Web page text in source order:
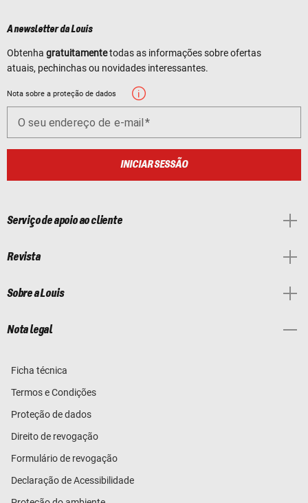
A newsletter da Louis
Obtenha gratuitamentetodas as informações sobre ofertas
atuais, pechinchas ou novidades interessantes.
Nota sobre a proteção de dados
O seu endereço de e-mail
INICIAR SESSÃO
Serviço de apoio ao cliente
Revista
Sobre a Louis
Nota legal
Ficha técnica
Termos e Condições
Proteção de dados
Direito de revogação
Formulário de revogação
Declaração de Acessibilidade